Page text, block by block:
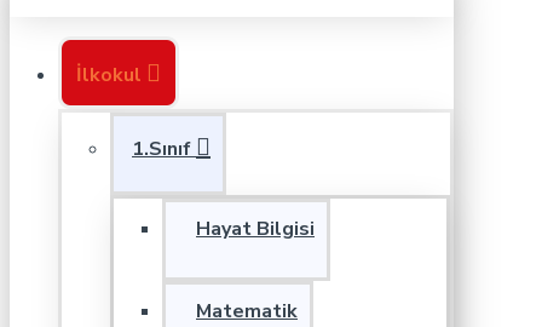
İlkokul
1.Sınıf
Hayat Bilgisi
Matematik